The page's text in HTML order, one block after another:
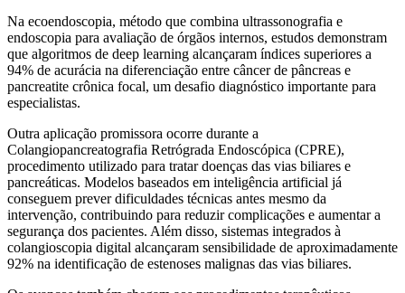
Na ecoendoscopia, método que combina ultrassonografia e
endoscopia para avaliação de órgãos internos, estudos demonstram
que algoritmos de deep learning alcançaram índices superiores a
94% de acurácia na diferenciação entre câncer de pâncreas e
pancreatite crônica focal, um desafio diagnóstico importante para
especialistas.
Outra aplicação promissora ocorre durante a
Colangiopancreatografia Retrógrada Endoscópica (CPRE),
procedimento utilizado para tratar doenças das vias biliares e
pancreáticas. Modelos baseados em inteligência artificial já
conseguem prever dificuldades técnicas antes mesmo da
intervenção, contribuindo para reduzir complicações e aumentar a
segurança dos pacientes. Além disso, sistemas integrados à
colangioscopia digital alcançaram sensibilidade de aproximadamente
92% na identificação de estenoses malignas das vias biliares.